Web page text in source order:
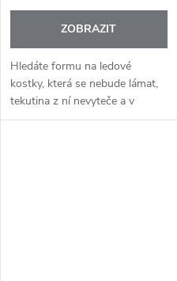
ZOBRAZIT
Hledáte formu na ledové
kostky, která se nebude lámat,
tekutina z ní nevyteče a v
mrazáku nezabere zbytečně